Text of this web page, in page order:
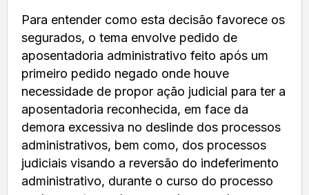
Para entender como esta decisão favorece os
segurados, o tema envolve pedido de
aposentadoria administrativo feito após um
primeiro pedido negado onde houve
necessidade de propor ação judicial para ter a
aposentadoria reconhecida, em face da
demora excessiva no deslinde dos processos
administrativos, bem como, dos processos
judiciais visando a reversão do indeferimento
administrativo, durante o curso do processo